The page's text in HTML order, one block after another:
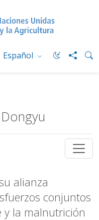
Español
alianza
conjuntos
y la malnutrición